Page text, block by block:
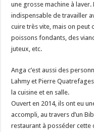
une grosse machine à
indispensable de travailler
cuire très vite, mais on peut
poissons fondants, des
juteux, etc.
Anga c’est aussi des
Lahmy et Pierre
la cuisine et en salle.
Ouvert en 2014, ils ont eu
accompli, au travers d’un
restaurant à posséder cette